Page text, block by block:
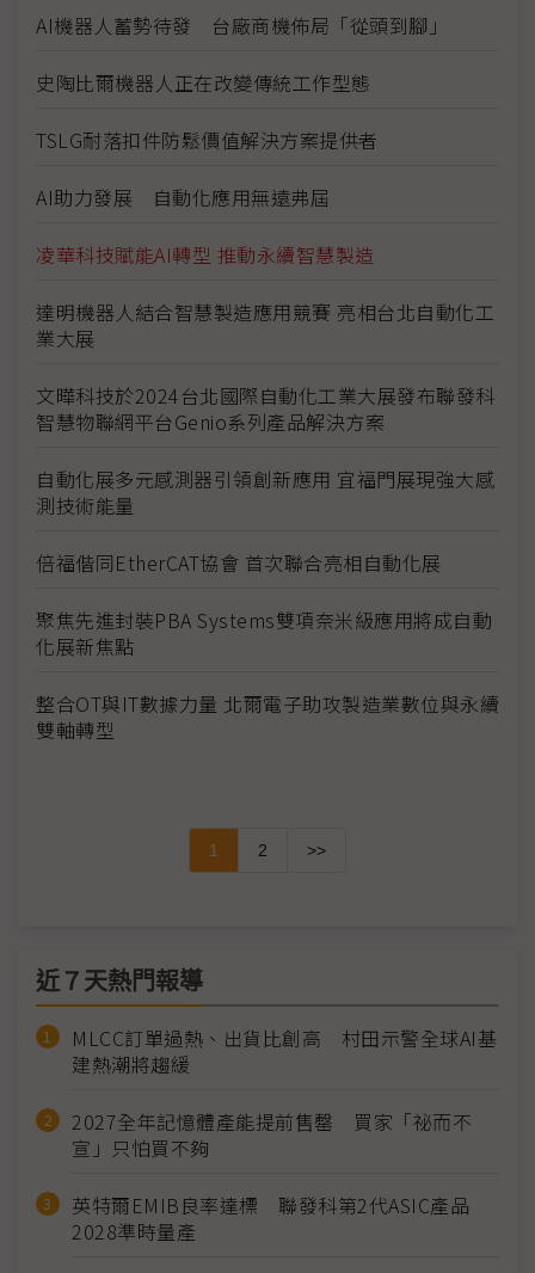
AI機器人蓄勢待發 台廠商機佈局「從頭到腳」
史陶比爾機器人正在改變傳統工作型態
TSLG耐落扣件防鬆價值解決方案提供者
AI助力發展 自動化應用無遠弗屆
凌華科技賦能AI轉型 推動永續智慧製造
達明機器人結合智慧製造應用競賽 亮相台北自動化工
業大展
文曄科技於2024台北國際自動化工業大展發布聯發科
智慧物聯網平台Genio系列產品解決方案
自動化展多元感測器引領創新應用 宜福門展現強大感
測技術能量
倍福偕同EtherCAT協會 首次聯合亮相自動化展
聚焦先進封裝PBA Systems雙項奈米級應用將成自動
化展新焦點
整合OT與IT數據力量 北爾電子助攻製造業數位與永續
雙軸轉型
1 2 >>
近７天熱門報導
MLCC訂單過熱、出貨比創高 村田示警全球AI基
建熱潮將趨緩
2027全年記憶體產能提前售罄 買家「祕而不
宣」只怕買不夠
英特爾EMIB良率達標 聯發科第2代ASIC產品
2028準時量產